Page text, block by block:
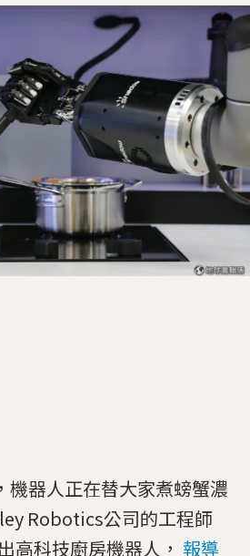
機器人正在替大家煮螃蟹濃
Robotics公司的工程師
高科技廚房機器人， 報導